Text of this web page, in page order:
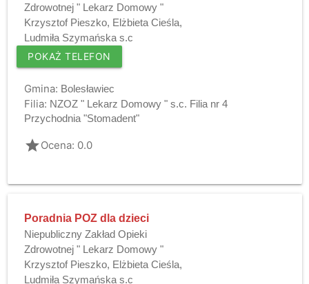
Zdrowotnej " Lekarz Domowy "
Krzysztof Pieszko, Elżbieta Cieśla,
Ludmiła Szymańska s.c
POKAŻ TELEFON
Gmina: Bolesławiec
Filia: NZOZ " Lekarz Domowy " s.c. Filia nr 4
Przychodnia "Stomadent"
gradeOcena: 0.0
Poradnia POZ dla dzieci
Niepubliczny Zakład Opieki
Zdrowotnej " Lekarz Domowy "
Krzysztof Pieszko, Elżbieta Cieśla,
Ludmiła Szymańska s.c